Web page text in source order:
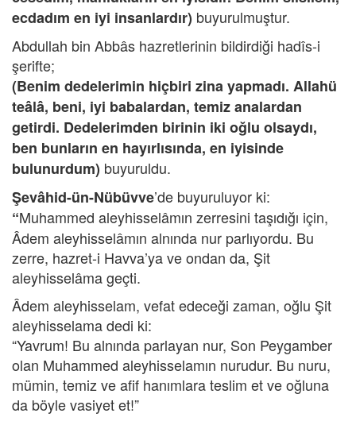
ecdadım en iyi insanlardır) buyurulmuştur.
Abdullah bin Abbâs hazretlerinin bildirdiği hadîs-i
şerifte;
(Benim dedelerimin hiçbiri zina yapmadı. Allahü
teâlâ, beni, iyi babalardan, temiz analardan
getirdi. Dedelerimden birinin iki oğlu olsaydı,
ben bunların en hayırlısında, en iyisinde
bulunurdum) buyuruldu.
Şevâhid-ün-Nübüvve’de buyuruluyor ki:
“Muhammed aleyhisselâmın zerresini taşıdığı için,
Âdem aleyhisselâmın alnında nur parlıyordu. Bu
zerre, hazret-i Havva’ya ve ondan da, Şit
aleyhisselâma geçti.
Âdem aleyhisselam, vefat edeceği zaman, oğlu Şit
aleyhisselama dedi ki:
“Yavrum! Bu alnında parlayan nur, Son Peygamber
olan Muhammed aleyhisselamın nurudur. Bu nuru,
mümin, temiz ve afif hanımlara teslim et ve oğluna
da böyle vasiyet et!”